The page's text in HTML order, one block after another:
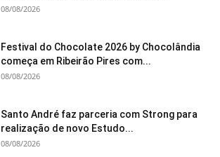
08/08/2026
Festival do Chocolate 2026 by Chocolândia
começa em Ribeirão Pires com...
08/08/2026
Santo André faz parceria com Strong para
realização de novo Estudo...
08/08/2026